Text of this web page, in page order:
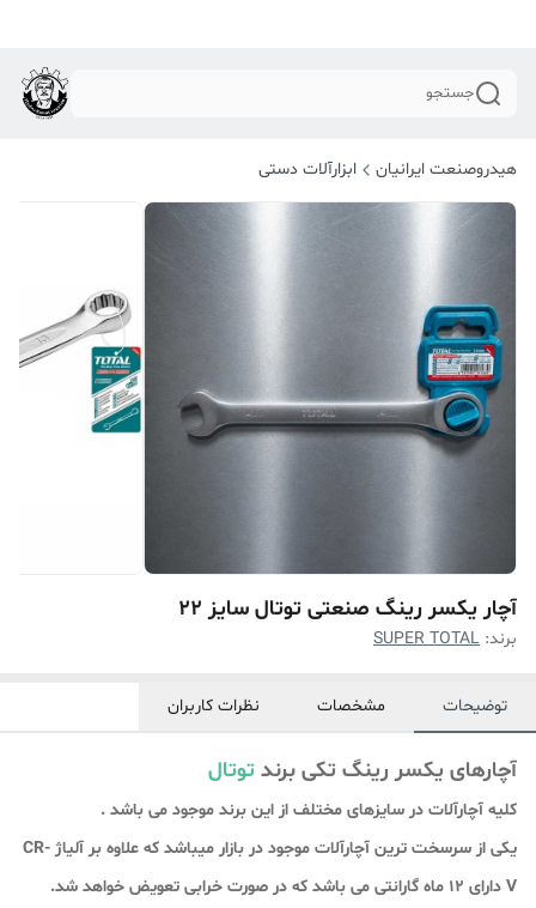
جستجو
هیدروصنعت ایرانیان ابزارآلات دستی
آچار یکسر رینگ صنعتی توتال سایز 22
برند: SUPER TOTAL
توضیحات مشخصات نظرات کاربران
آچارهای یکسر رینگ تکی برند توتال
کلیه آچارآلات در سایزهای مختلف از این برند موجود می باشد .
یکی از سرسخت ترین آچارآلات موجود در بازار میباشد که علاوه بر آلیاژ CR-
V دارای 12 ماه گارانتی می باشد که در صورت خرابی تعویض خواهد شد.